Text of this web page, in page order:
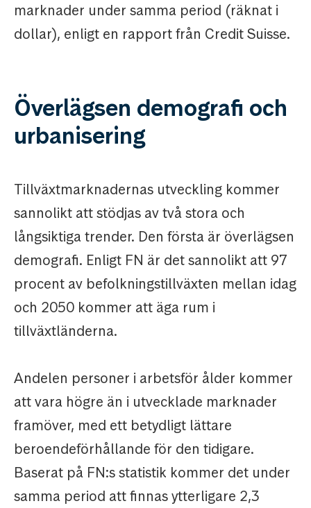
marknader under samma period (räknat i
dollar), enligt en rapport från Credit Suisse.
Överlägsen demografi och
urbanisering
Tillväxtmarknadernas utveckling kommer
sannolikt att stödjas av två stora och
långsiktiga trender. Den första är överlägsen
demografi. Enligt FN är det sannolikt att 97
procent av befolkningstillväxten mellan idag
och 2050 kommer att äga rum i
tillväxtländerna.
Andelen personer i arbetsför ålder kommer
att vara högre än i utvecklade marknader
framöver, med ett betydligt lättare
beroendeförhållande för den tidigare.
Baserat på FN:s statistik kommer det under
samma period att finnas ytterligare 2,3